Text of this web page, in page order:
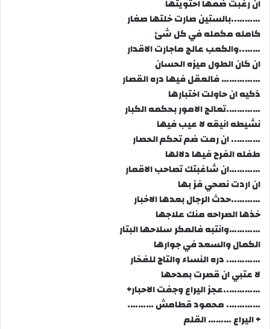
ان رغبت ضمها احتويتها
………..بالستين صارت خلتها صغار
كامله مكمله في كل شئ
……..والكعب عالج ماجارت الاقدار
ان كان الطول ميزه الحسان
…………… فالعقل فيها دره القصار
ذكيه ان حاولت اختبارها
………….تعالج الامور بحكمه الكبار
نشيطه انيقه لا عيب فيها
……….. ان رمت ضم تحكم الحصار
طفله الفرح فيها دلالها
…………ان شاغبتك تصاحب الاقمار
ان اردت نصحي فز بها
………..حدث الرجال بعدها الاخبار
خذها الصراحه منك علاجها
…………وانتبه فالمكر سلاحها البتار
الكمال والسعد في جوارها
…………. دره النساء والتاج للفخار
لا عتبي ان قصرت بمدحها
…………..عجز اليراع وجفت الاحبار+
…………. محمود قطامش ……….
+ اليراع ……… القلم